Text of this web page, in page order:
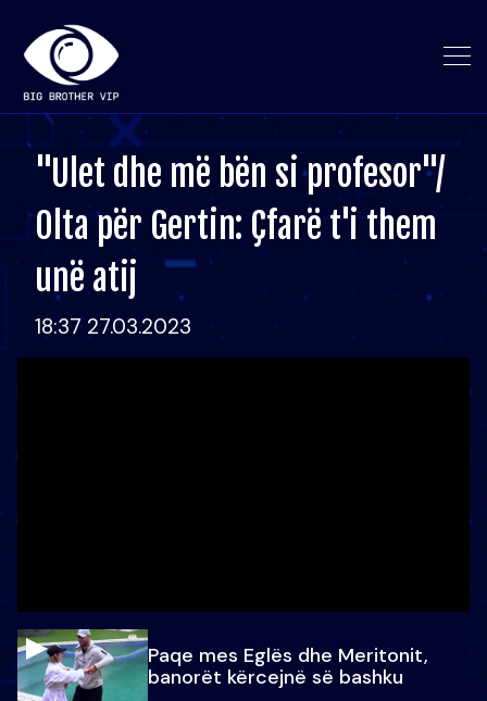
"Ulet dhe më bën si profesor"/
Olta për Gertin: Çfarë t'i them
unë atij
18:37 27.03.2023
Paqe mes Eglës dhe Meritonit,
banorët kërcejnë së bashku